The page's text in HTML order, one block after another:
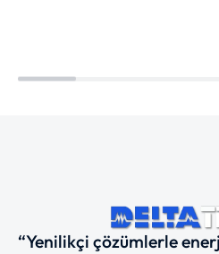
“Yenilikçi çözümlerle